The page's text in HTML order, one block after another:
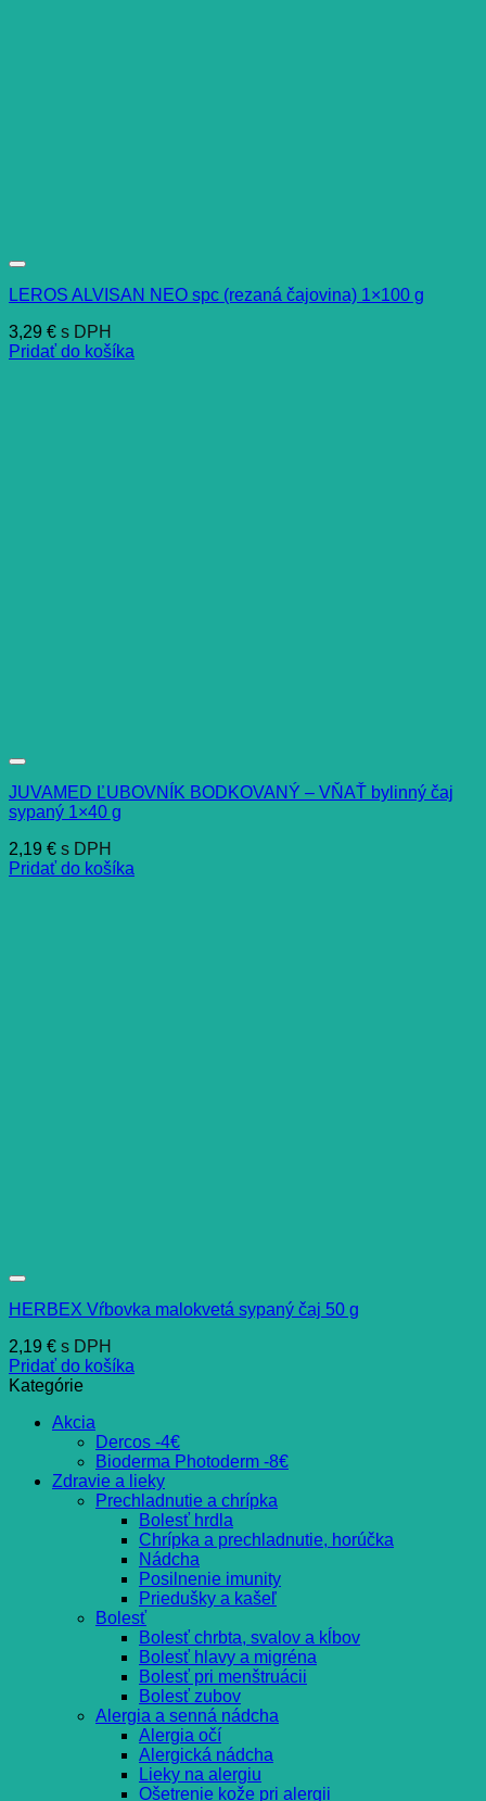
LEROS ALVISAN NEO spc (rezaná čajovina) 1×100 g
3,29 € s DPH
Pridať do košíka
JUVAMED ĽUBOVNÍK BODKOVANÝ – VŇAŤ bylinný čaj
sypaný 1×40 g
2,19 € s DPH
Pridať do košíka
HERBEX Vŕbovka malokvetá sypaný čaj 50 g
2,19 € s DPH
Pridať do košíka
Kategórie
Akcia
Dercos -4€
Bioderma Photoderm -8€
Zdravie a lieky
Prechladnutie a chrípka
Bolesť hrdla
Chrípka a prechladnutie, horúčka
Nádcha
Posilnenie imunity
Priedušky a kašeľ
Bolesť
Bolesť chrbta, svalov a kĺbov
Bolesť hlavy a migréna
Bolesť pri menštruácii
Bolesť zubov
Alergia a senná nádcha
Alergia očí
Alergická nádcha
Lieky na alergiu
Ošetrenie kože pri alergii